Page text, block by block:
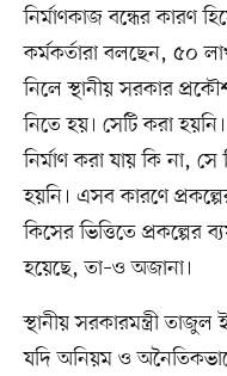
নির্মাণকাজ বন্ধের কারণ
কর্মকর্তারা বলছেন, ৫০
নিলে স্থানীয় সরকার
নিতে হয়। সেটি করা
নির্মাণ করা যায় কি না,
হয়নি। এসব কারণে
কিসের ভিত্তিতে প্রকল্পের
হয়েছে, তা–ও অজানা।
স্থানীয় সরকারমন্ত্রী
যদি অনিয়ম ও